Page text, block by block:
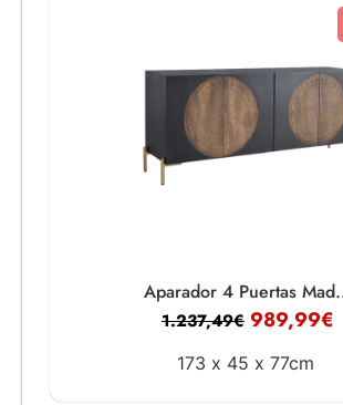
Aparador 4 Puertas
1.237,49€ 989,99€
173 x 45 x 77cm